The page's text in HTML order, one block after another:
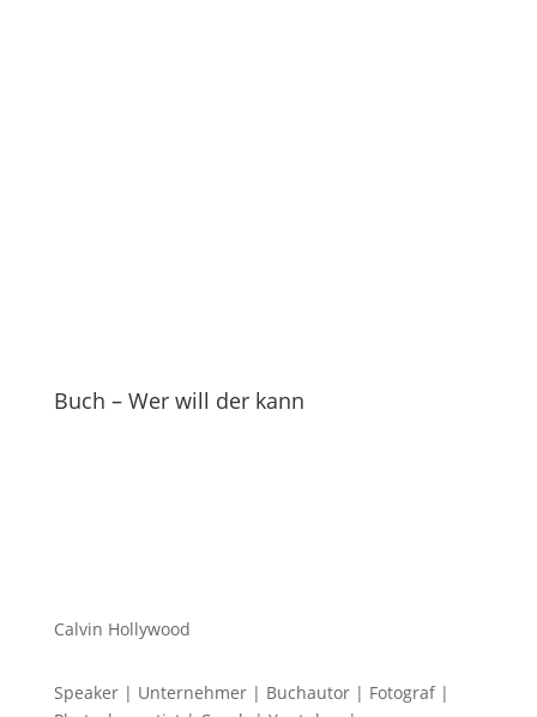
Buch – Wer will der kann
Calvin Hollywood
Speaker | Unternehmer | Buchautor | Fotograf |